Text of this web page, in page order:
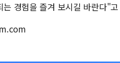
는 경험을 즐겨 보시길 바란다"